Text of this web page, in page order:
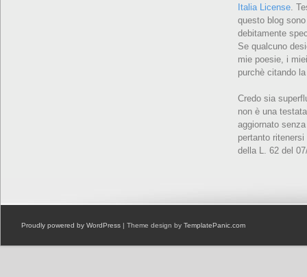
Italia License.
questo blog
debitamente
Se qualcuno
mie poesie, i
purchè citando
Credo sia
non è una
aggiornato
pertanto
della L. 62 del
Proudly powered by WordPress | Theme design by TemplatePanic.com